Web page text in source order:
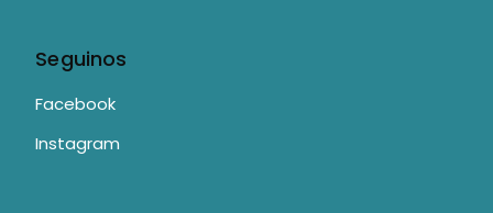
Seguinos
Facebook
Instagram